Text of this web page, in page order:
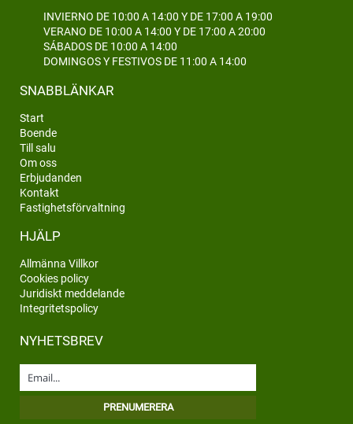
INVIERNO DE 10:00 A 14:00 Y DE 17:00 A 19:00
VERANO DE 10:00 A 14:00 Y DE 17:00 A 20:00
SÁBADOS DE 10:00 A 14:00
DOMINGOS Y FESTIVOS DE 11:00 A 14:00
SNABBLÄNKAR
Start
Boende
Till salu
Om oss
Erbjudanden
Kontakt
Fastighetsförvaltning
HJÄLP
Allmänna Villkor
Cookies policy
Juridiskt meddelande
Integritetspolicy
NYHETSBREV